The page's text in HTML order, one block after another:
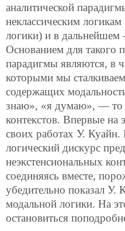
аналитической
неклассическим
логики) и в
Основанием для такого
парадигмы являются, в
которыми мы
содержащих
знаю», «я думаю», — то
контекстов. Впервые на
своих работах У.
логический дискурс
неэкстенсиональных
соединяясь вместе,
убедительно показал У.
модальной логики. На
остановиться